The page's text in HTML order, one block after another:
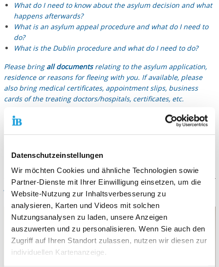
Datenschutzeinstellungen
Wir möchten Cookies und ähnliche Technologien sowie
Partner-Dienste mit Ihrer Einwilligung einsetzen, um die
Website-Nutzung zur Inhaltsverbesserung zu
analysieren, Karten und Videos mit solchen
Nutzungsanalysen zu laden, unsere Anzeigen
auszuwerten und zu personalisieren. Wenn Sie auch den
Zugriff auf Ihren Standort zulassen, nutzen wir diesen zur
individuellen Kartenanzeige.
What do I need to know about the asylum decision and what
happens afterwards?
What is an asylum appeal procedure and what do I need to
do?
What is the Dublin procedure and what do I need to do?
Please bring all documentsrelating to the asylum application,
residence or reasons for fleeing with you. If available, please
also bring medical certificates, appointment slips, business
cards of the treating doctors/hospitals, certificates, etc.
If you
of English or German,
please bring someone with you who can translate or inform us
Please note that we do not offer legel repesentation.
Wann und wo? / When and where?